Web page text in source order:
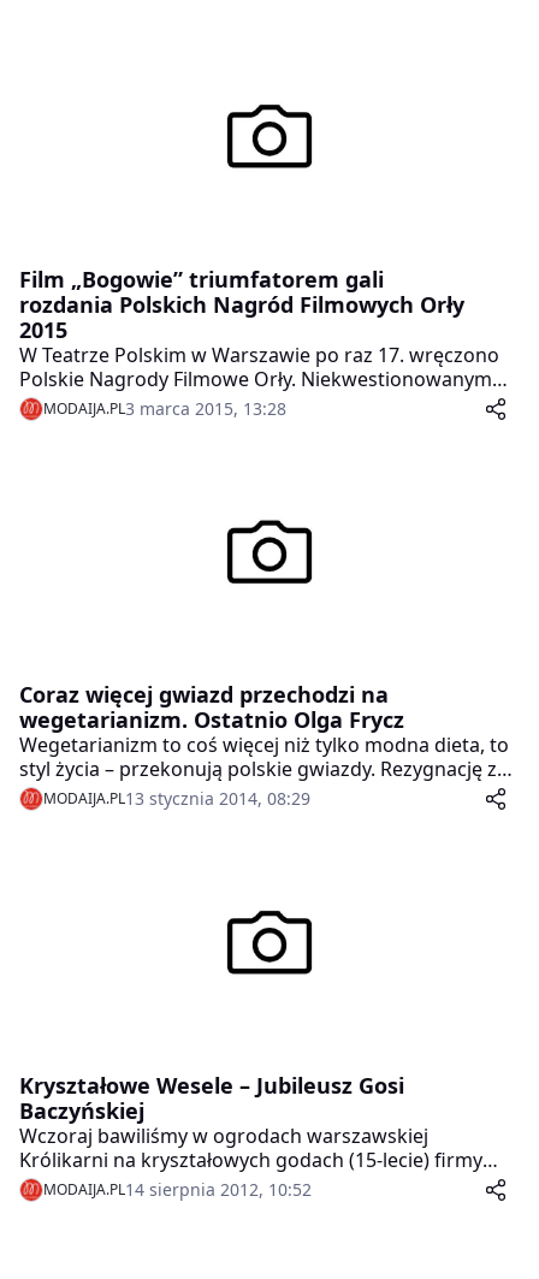
Film „Bogowie” triumfatorem gali
rozdania Polskich Nagród Filmowych Orły
2015
W Teatrze Polskim w Warszawie po raz 17. wręczono
Polskie Nagrody Filmowe Orły. Niekwestionowanym
zwycięzcą okazał się film „Bogowie” w reżyserii
Łukasza Palkowskiego. Do twórców opowieści o
okazała się Maja Ostaszewska, a odkryciem roku Zofia
Wichłacz. Nagroda za Osiągnięcia Życia trafiła do
MODAIJA.PL3 marca 2015, 13:28
Coraz więcej gwiazd przechodzi na
wegetarianizm. Ostatnio Olga Frycz
Wegetarianizm to coś więcej niż tylko modna dieta, to
styl życia – przekonują polskie gwiazdy. Rezygnację z
jedzenia mięsa łączą z walką o prawa zwierząt. Do
grona gwiazd niejedzących mięsa co chwilę dołączają
MODAIJA.PL13 stycznia 2014, 08:29
Kryształowe Wesele – Jubileusz Gosi
Baczyńskiej
Wczoraj bawiliśmy w ogrodach warszawskiej
Królikarni na kryształowych godach (15-lecie) firmy
jednej z najbardziej uznanych polskich projektantek,
Gosi Baczyńskiej. Okazja do świętowania była
MODAIJA.PL14 sierpnia 2012, 10:52